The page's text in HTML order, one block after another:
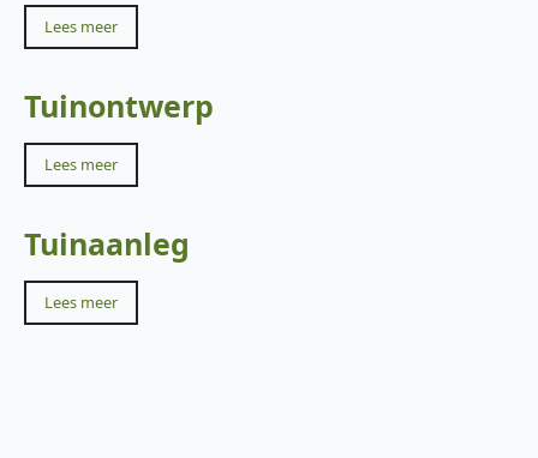
Lees meer
Tuinontwerp
Lees meer
Tuinaanleg
Lees meer